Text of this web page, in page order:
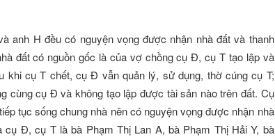
anh H đều có nguyện vọng được nhận nhà đất và thanh
đất có nguồn gốc là của vợ chồng cụ Đ, cụ T tạo lập và
khi cụ T chết, cụ Đ vẫn quản lý, sử dụng, thờ cúng cụ T;
cùng cụ Đ và không tạo lập được tài sản nào trên đất. Cụ
tục sống chung nhà nên có nguyện vọng được nhận nhà
Đ, cụ T là bà Phạm Thị Lan A, bà Phạm Thị Hải Y, bà